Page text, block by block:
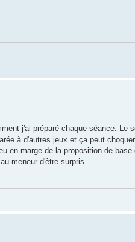
j'ai préparé chaque séance. Le
à d'autres jeux et ça peut choquer.
en marge de la proposition de base
meneur d'être surpris.